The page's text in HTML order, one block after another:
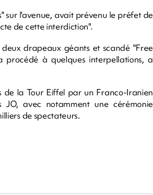
sur l'avenue, avait prévenu le préfet de
de cette interdiction".
drapeaux géants et scandé "Free
procédé à quelques interpellations, a
la Tour Eiffel par un Franco-Iranien
avec notamment une cérémonie
de spectateurs.